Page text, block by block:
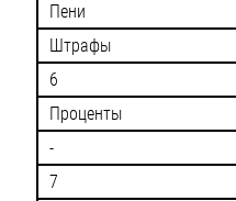
Пени
Штрафы
6
Проценты
-
7